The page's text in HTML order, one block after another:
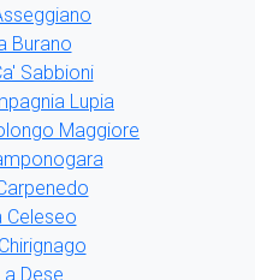
Burano
Sabbioni
Lupia
Maggiore
Celeseo
Dese